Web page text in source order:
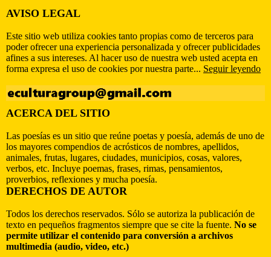
AVISO LEGAL
Este sitio web utiliza cookies tanto propias como de terceros para
poder ofrecer una experiencia personalizada y ofrecer publicidades
afines a sus intereses. Al hacer uso de nuestra web usted acepta en
forma expresa el uso de cookies por nuestra parte... Seguir leyendo
ACERCA DEL SITIO
Las poesías es un sitio que reúne poetas y poesía, además de uno de
los mayores compendios de acrósticos de nombres, apellidos,
animales, frutas, lugares, ciudades, municipios, cosas, valores,
verbos, etc. Incluye poemas, frases, rimas, pensamientos,
proverbios, reflexiones y mucha poesía.
DERECHOS DE AUTOR
Todos los derechos reservados. Sólo se autoriza la publicación de
texto en pequeños fragmentos siempre que se cite la fuente. No se
permite utilizar el contenido para conversión a archivos
multimedia (audio, video, etc.)